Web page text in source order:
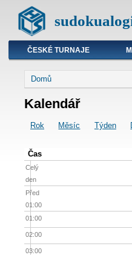
ČESKÉ TURNAJE
Domů
Kalendář
Rok Měsíc Týden
Čas
Celý
den
Před
01:00
01:00
02:00
03:00